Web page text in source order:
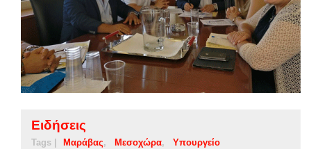
Ειδήσεις
Tags | Μαράβας Μεσοχώρα Υπουργείο